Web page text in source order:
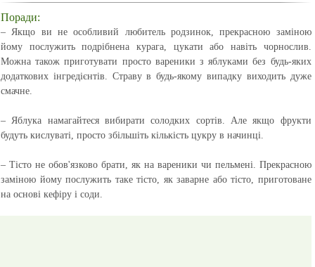
Поради:
– Якщо ви не особливий любитель родзинок, прекрасною заміною
йому послужить подрібнена курага, цукати або навіть чорнослив.
Можна також приготувати просто вареники з яблуками без будь-яких
додаткових інгредієнтів. Страву в будь-якому випадку виходить дуже
смачне.
– Яблука намагайтеся вибирати солодких сортів. Але якщо фрукти
будуть кислуваті, просто збільшіть кількість цукру в начинці.
– Тісто не обов'язково брати, як на вареники чи пельмені. Прекрасною
заміною йому послужить таке тісто, як заварне або тісто, приготоване
на основі кефіру і соди.